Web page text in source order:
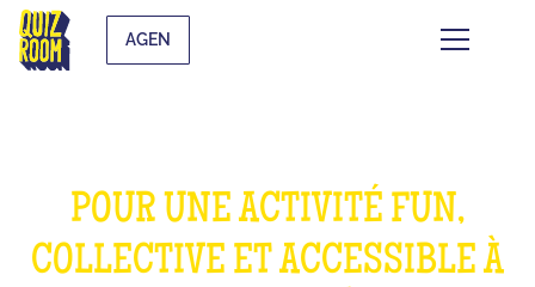
AGEN
POUR UNE ACTIVITÉ FUN,
COLLECTIVE ET ACCESSIBLE À